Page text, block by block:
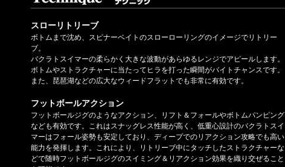
スローリトリーブ
ボトムまで沈め、スピナーベイトのスローローリングのイメージでリトリー
ブ。
バクラトスイマーの柔らかく大きな波動があらゆるレンジでアピールします。
ボトムやストラクチャーに当たってヒラを打った瞬間がバイトチャンスです。
また、琵琶湖などの広大なウィードフラットでも非常に有効です。
フットボールアクション
フットボールジグのようなアクション、リフト＆フォールやボトムパンピング
なども有効です。これはスナッグレス性能が高く、低重心設計のバクラトスイ
マーはフォール姿勢も安定しており、ディープでのリアクション攻略でも高い
能力を発揮します。これにより、リトリーブ中にタッチしたストラクチャーな
どで随時フットボールジグのスイミング＆リアクション効果を織り交ぜること